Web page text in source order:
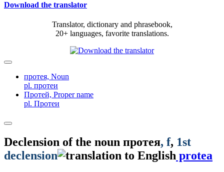
Download the translator
Translator, dictionary and phrasebook,
20+ languages, favorite translations.
протея, Noun
pl. протеи
Протей, Proper name
pl. Протеи
Declension of the noun протея, f, 1st
declension
protea